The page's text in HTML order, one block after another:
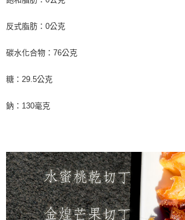
反式脂肪：0公克
碳水化合物：76公克
糖：29.5公克
鈉：130毫克